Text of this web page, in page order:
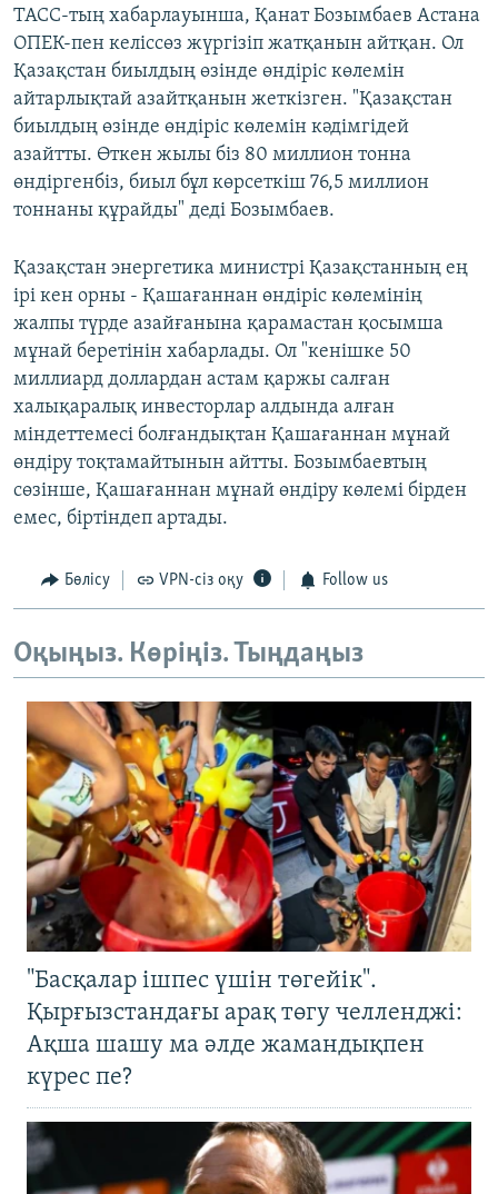
ТАСС-тың хабарлауынша, Қанат Бозымбаев Астана
ОПЕК-пен келіссөз жүргізіп жатқанын айтқан. Ол
Қазақстан биылдың өзінде өндіріс көлемін
айтарлықтай азайтқанын жеткізген. "Қазақстан
биылдың өзінде өндіріс көлемін кәдімгідей
азайтты. Өткен жылы біз 80 миллион тонна
өндіргенбіз, биыл бұл көрсеткіш 76,5 миллион
тоннаны құрайды" деді Бозымбаев.
Қазақстан энергетика министрі Қазақстанның ең
ірі кен орны - Қашағаннан өндіріс көлемінің
жалпы түрде азайғанына қарамастан қосымша
мұнай беретінін хабарлады. Ол "кенішке 50
миллиард доллардан астам қаржы салған
халықаралық инвесторлар алдында алған
міндеттемесі болғандықтан Қашағаннан мұнай
өндіру тоқтамайтынын айтты. Бозымбаевтың
сөзінше, Қашағаннан мұнай өндіру көлемі бірден
емес, біртіндеп артады.
Бөлісу VPN-сіз оқу Follow us
Оқыңыз. Көріңіз. Тыңдаңыз
"Басқалар ішпес үшін төгейік".
Қырғызстандағы арақ төгу челленджі:
Ақша шашу ма әлде жамандықпен
күрес пе?